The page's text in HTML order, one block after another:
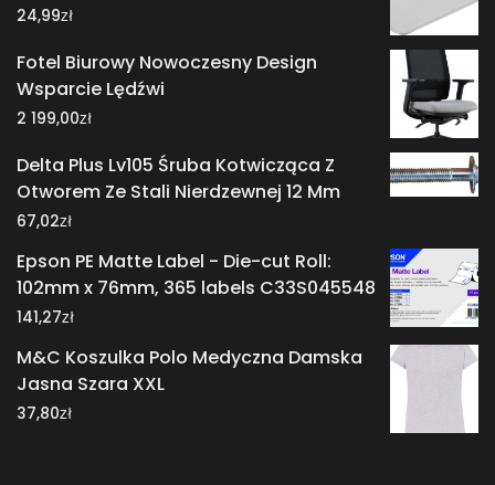
24,99zł
Fotel Biurowy Nowoczesny Design
Wsparcie Lędźwi
2 199,00zł
Delta Plus Lv105 Śruba Kotwicząca Z
Otworem Ze Stali Nierdzewnej 12 Mm
67,02zł
Epson PE Matte Label - Die-cut Roll:
102mm x 76mm, 365 labels C33S045548
141,27zł
M&C Koszulka Polo Medyczna Damska
Jasna Szara XXL
37,80zł